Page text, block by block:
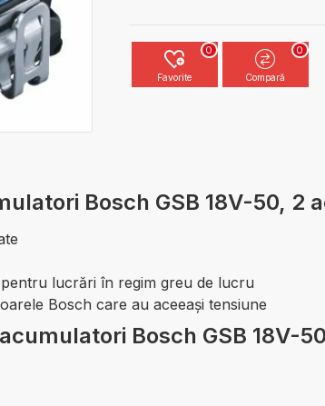
Favorite
0
Compară
0
Bosch GSB 18V-50, 2
lucrări în regim greu de lucru
Bosch care au aceeaşi tensiune
Bosch GSB 18V-